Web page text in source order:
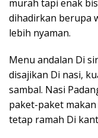
murah tapi enak
dihadirkan berupa
lebih nyaman.
Menu andalan Di
disajikan Di nasi,
sambal. Nasi
paket-paket
tetap ramah Di